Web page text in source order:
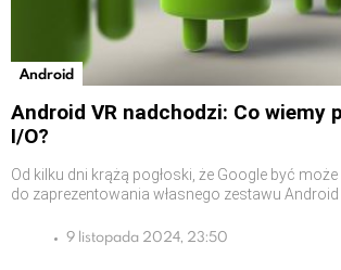
Android
Android VR nadchodzi: Co wiemy
I/O?
Od kilku dni krążą pogłoski, że Google być
do zaprezentowania własnego zestawu Android
9 listopada 2024, 23:50